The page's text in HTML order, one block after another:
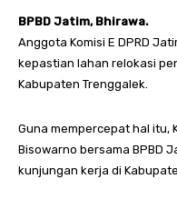
BPBD Jatim, Bhirawa.
Anggota Komisi E DPRD
kepastian lahan relokasi
Kabupaten Trenggalek.
Guna mempercepat hal itu,
Bisowarno bersama BPBD
kunjungan kerja di